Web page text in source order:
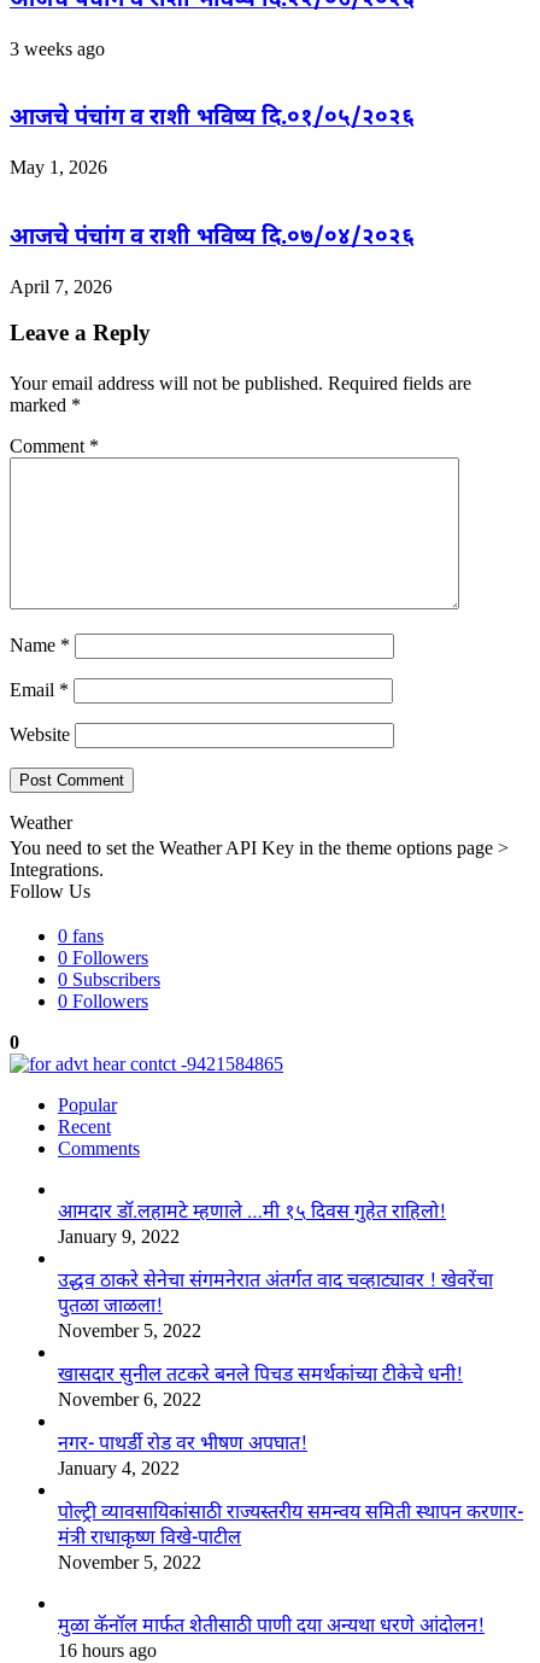
3 weeks ago
आजचे पंचांग व राशी भविष्य दि.०१/०५/२०२६
May 1, 2026
आजचे पंचांग व राशी भविष्य दि.०७/०४/२०२६
April 7, 2026
Leave a Reply
Your email address will not be published. Required fields are
marked *
Comment *
Name *
Email *
Website
Weather
You need to set the Weather API Key in the theme options page >
Integrations.
Follow Us
0 fans
0 Followers
0 Subscribers
0 Followers
0
Popular
Recent
Comments
आमदार डॉ.लहामटे म्हणाले …मी १५ दिवस गुहेत राहिलो!
January 9, 2022
उद्धव ठाकरे सेनेचा संगमनेरात अंतर्गत वाद चव्हाट्यावर ! खेवरेंचा
पुतळा जाळला!
November 5, 2022
खासदार सुनील तटकरे बनले पिचड समर्थकांच्या टीकेचे धनी!
November 6, 2022
नगर- पाथर्डी रोड वर भीषण अपघात!
January 4, 2022
पोल्ट्री व्यावसायिकांसाठी राज्यस्तरीय समन्वय समिती स्थापन करणार-
मंत्री राधाकृष्ण विखे-पाटील
November 5, 2022
मुळा कॅनॉल मार्फत शेतीसाठी पाणी दया अन्यथा धरणे आंदोलन!
16 hours ago